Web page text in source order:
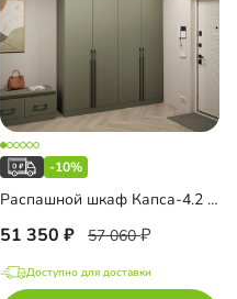
-10%
Распашной шкаф Капса-4.2 с антресолью
51 350 57 060
Доступно для доставки